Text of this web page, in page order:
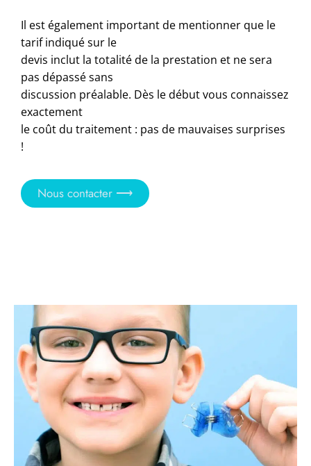
Il est également important de mentionner que le
tarif indiqué sur le
devis inclut la totalité de la prestation et ne sera
pas dépassé sans
discussion préalable. Dès le début vous connaissez
exactement
le coût du traitement : pas de mauvaises surprises
!
Nous contacter ⟶